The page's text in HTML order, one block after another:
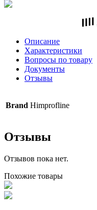
Описание
Характеристики
Вопросы по товару
Документы
Отзывы
Brand Himprofline
Отзывы
Отзывов пока нет.
Похожие товары